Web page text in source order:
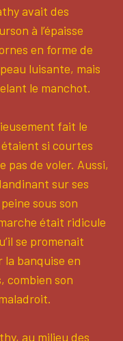
avait des
à l’épaisse
en forme de
luisante, mais
le manchot.
fait le
étaient si courtes
pas de voler. Aussi,
sur ses
sous son
était ridicule
se promenait
banquise en
combien son
au milieu des